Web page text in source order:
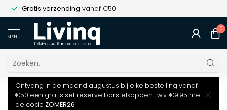
Gratis verzending vanaf €50
MENU
0
Ontvang in de maand augustus bij elke bestelling vanaf
€50 een gratis set reserve borstelkoppen t.w.v. €9.95 met
de code ZOMER26